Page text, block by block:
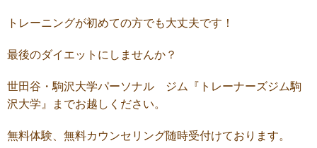
トレーニングが初めての方でも大丈夫です！
最後のダイエットにしませんか？
世田谷・駒沢大学パーソナル ジム『トレーナーズジム駒
沢大学』までお越しください。
無料体験、無料カウンセリング随時受付けております。